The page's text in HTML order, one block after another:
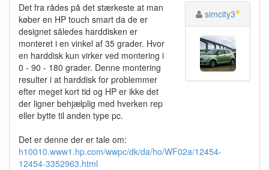
Det fra rådes på det stærkeste at man
køber en HP touch smart da de er
designet således harddisken er
monteret i en vinkel af 35 grader. Hvor
en harddisk kun virker ved montering i
0 - 90 - 180 grader. Denne montering
resulter i at harddisk for problemmer
efter meget kort tid og HP er ikke det
der ligner behjælplig med hverken rep
eller bytte til anden type pc.
Det er denne der er tale om:
h10010.www1.hp.com/wwpc/dk/da/ho/WF02a/12454-
12454-3352963.html
simcity3